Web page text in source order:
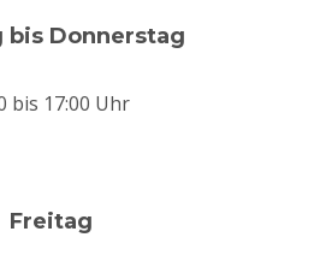
bis Donnerstag
bis 17:00 Uhr
Freitag